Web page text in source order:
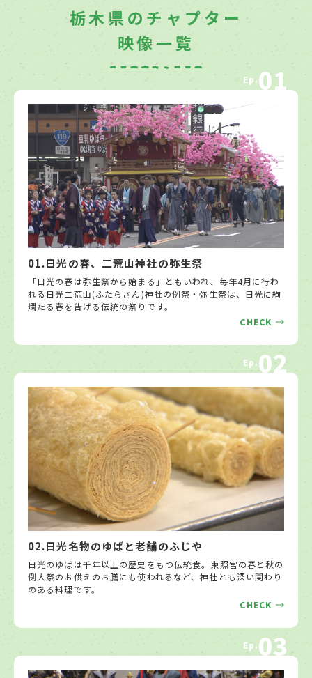
栃木県のチャプター
映像一覧
Ep.01
01.日光の春、二荒山神社の弥生祭
「日光の春は弥生祭から始まる」ともいわれ、毎年4月に行わ
れる日光二荒山(ふたらさん)神社の例祭・弥生祭は、日光に絢
爛たる春を告げる伝統の祭りです。
CHECK
Ep.02
02.日光名物のゆばと老舗のふじや
日光のゆばは千年以上の歴史をもつ伝統食。東照宮の春と秋の
例大祭のお供えのお膳にも使われるなど、神社とも深い関わり
のある料理です。
CHECK
Ep.03